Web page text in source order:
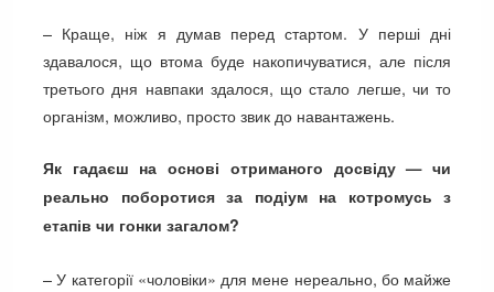
– Краще, ніж я думав перед стартом. У перші дні
здавалося, що втома буде накопичуватися, але після
третього дня навпаки здалося, що стало легше, чи то
організм, можливо, просто звик до навантажень.
Як гадаєш на основі отриманого досвіду — чи
реально поборотися за подіум на котромусь з
етапів чи гонки загалом?
– У категорії «чоловіки» для мене нереально, бо майже